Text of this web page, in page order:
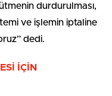
durdurulması,
ve işlemin iptaline
dedi.
İÇİN